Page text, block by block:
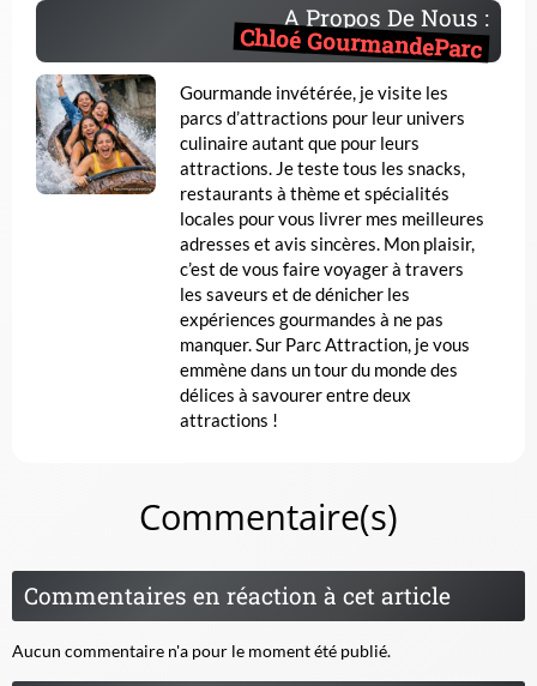
A Propos De Nous :
Chloé GourmandeParc
Gourmande invétérée, je visite les
parcs d’attractions pour leur univers
culinaire autant que pour leurs
attractions. Je teste tous les snacks,
restaurants à thème et spécialités
locales pour vous livrer mes meilleures
adresses et avis sincères. Mon plaisir,
c’est de vous faire voyager à travers
les saveurs et de dénicher les
expériences gourmandes à ne pas
manquer. Sur Parc Attraction, je vous
emmène dans un tour du monde des
délices à savourer entre deux
attractions !
Commentaire(s)
Commentaires en réaction à cet article
Aucun commentaire n'a pour le moment été publié.